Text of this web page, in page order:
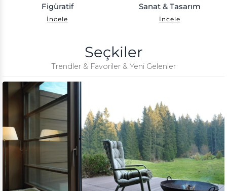
Figüratif
İncele
Sanat & Tasarım
İncele
Seçkiler
Trendler & Favoriler & Yeni Gelenler